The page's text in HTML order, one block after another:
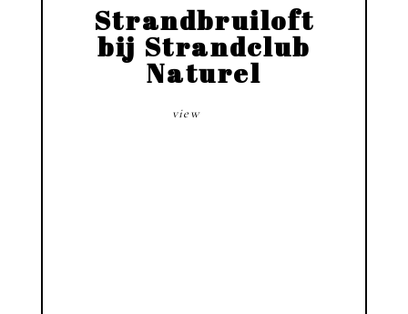
Strandbruiloft
bij Strandclub
Naturel
view